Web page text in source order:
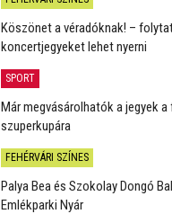
Köszönet a véradóknak! –
koncertjegyeket lehet nyerni
SPORT
Már megvásárolhatók a jegyek a
szuperkupára
FEHÉRVÁRI SZÍNES
Palya Bea és Szokolay Dongó
Emlékparki Nyár